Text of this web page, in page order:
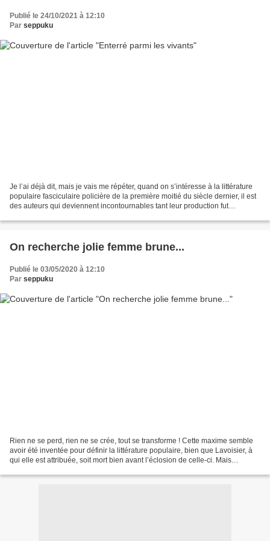
Publié le 24/10/2021 à 12:10
Par seppuku
Je l’ai déjà dit, mais je vais me répéter, quand on s’intéresse à la littérature
populaire fasciculaire policière de la première moitié du siècle dernier, il est
des auteurs qui deviennent incontournables tant leur production fut
On recherche jolie femme brune...
Publié le 03/05/2020 à 12:10
Par seppuku
Rien ne se perd, rien ne se crée, tout se transforme ! Cette maxime semble
avoir été inventée pour définir la littérature populaire, bien que Lavoisier, à
qui elle est attribuée, soit mort bien avant l’éclosion de celle-ci. Mais